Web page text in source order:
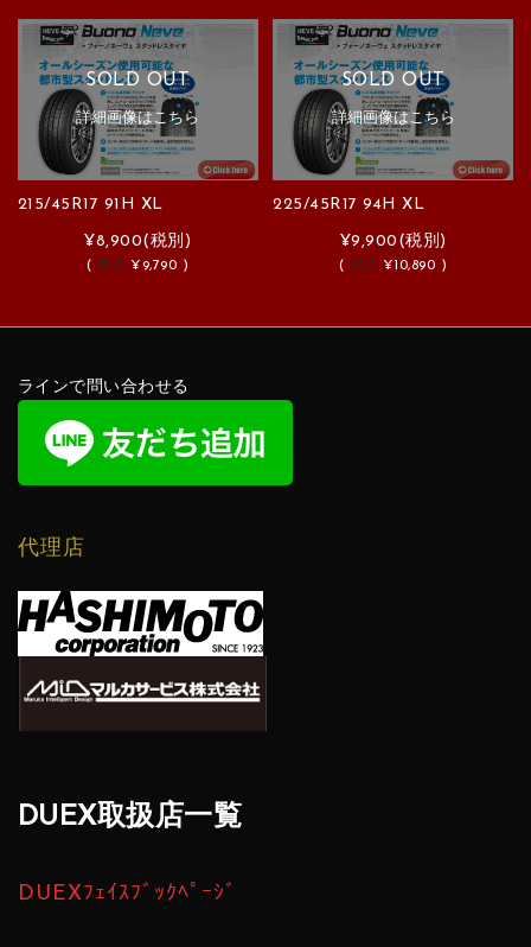
SOLD OUT
詳細画像はこちら
215/45R17 91H XL
¥8,900(税別)
(税込 ¥9,790 )
SOLD OUT
詳細画像はこちら
225/45R17 94H XL
¥9,900 (税別)
( 税込 ¥10,890 )
ラインで問い合わせる
代理店
DUEX取扱店一覧
DUEXﾌｪｲｽﾌﾞｯｸﾍﾟｰｼﾞ